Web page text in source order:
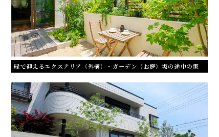
緑で迎えるエクステリア（外構）・ガーデン（お庭）坂の途中の家